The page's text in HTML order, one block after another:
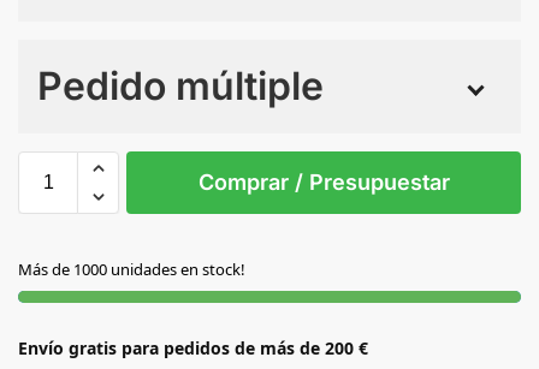
Pedido múltiple
S/T
Comprar / Presupuestar
Más de 1000 unidades en stock!
Envío gratis para pedidos de más de 200 €